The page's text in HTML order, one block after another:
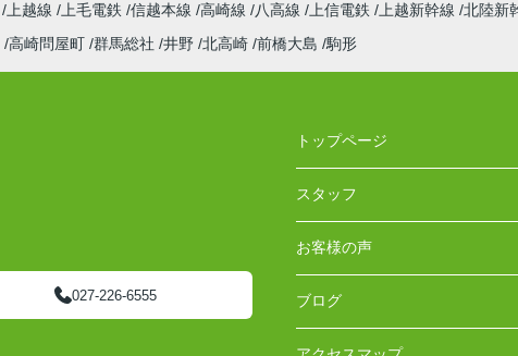
上越線 上毛電鉄 信越本線 高崎線 八高線 上信電鉄 上越新幹線 北陸新
高崎問屋町 群馬総社 井野 北高崎 前橋大島 駒形
027-226-6555
トップページ
スタッフ
お客様の声
ブログ